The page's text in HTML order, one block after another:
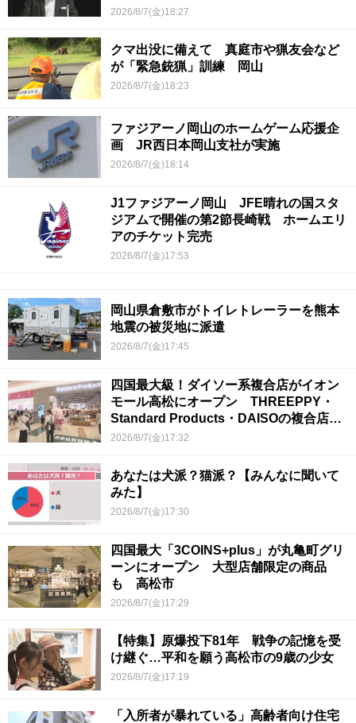
2026/8/7(金)18:27
クマ出没に備えて 真庭市や猟友会など
が「緊急銃猟」訓練 岡山
2026/8/7(金)18:23
ファジアーノ岡山のホームゲーム応援企
画 JR西日本岡山支社が実施
2026/8/7(金)18:14
J1ファジアーノ岡山 JFE晴れの国スタ
ジアムで開催の第2節長崎戦 ホームエリ
アのチケット完売
2026/8/7(金)17:53
岡山県倉敷市がトイレトレーラーを熊本
地震の被災地に派遣
2026/8/7(金)17:45
四国最大級！ダイソー系複合店がイオン
モール高松にオープン THREEPPY・
Standard Products・DAISOの複合店は
香川県初
2026/8/7(金)17:32
あなたは犬派？猫派？【みんなに聞いて
みた】
2026/8/7(金)17:30
四国最大「3COINS+plus」が丸亀町グリ
ーンにオープン 大型店舗限定の商品
も 高松市
2026/8/7(金)17:29
【特集】原爆投下81年 戦争の記憶を受
け継ぐ…平和を願う高松市の9歳の少女
2026/8/7(金)17:19
「入所者が暴れている」高齢者向け住宅